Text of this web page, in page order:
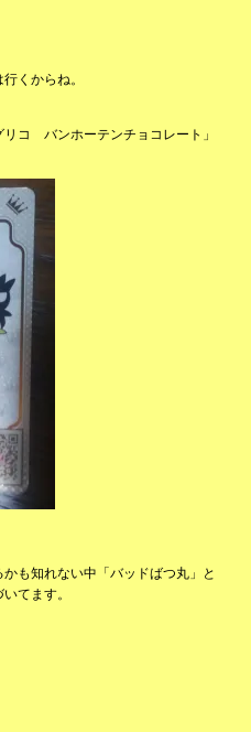
くからね。
コ バンホーテンチョコレート」
も知れない中「バッドばつ丸」と
てます。